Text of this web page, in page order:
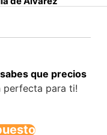
que precios
perfecta para ti!